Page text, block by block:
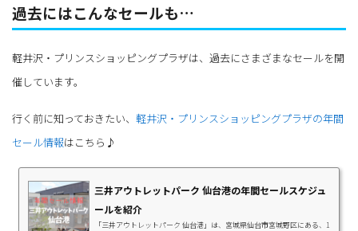
過去にはこんなセールも…
軽井沢・プリンスショッピングプラザは、過去にさまざまなセールを開
催しています。
行く前に知っておきたい、 軽井沢・プリンスショッピングプラザの年間
セール情報はこちら♪
三井アウトレットパーク 仙台港の年間セールスケジュ
ールを紹介
「三井アウトレットパーク 仙台港」は、宮城県仙台市宮城野区にある、1